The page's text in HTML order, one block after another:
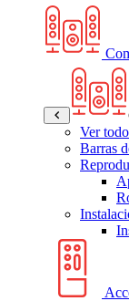
Ver
Barras